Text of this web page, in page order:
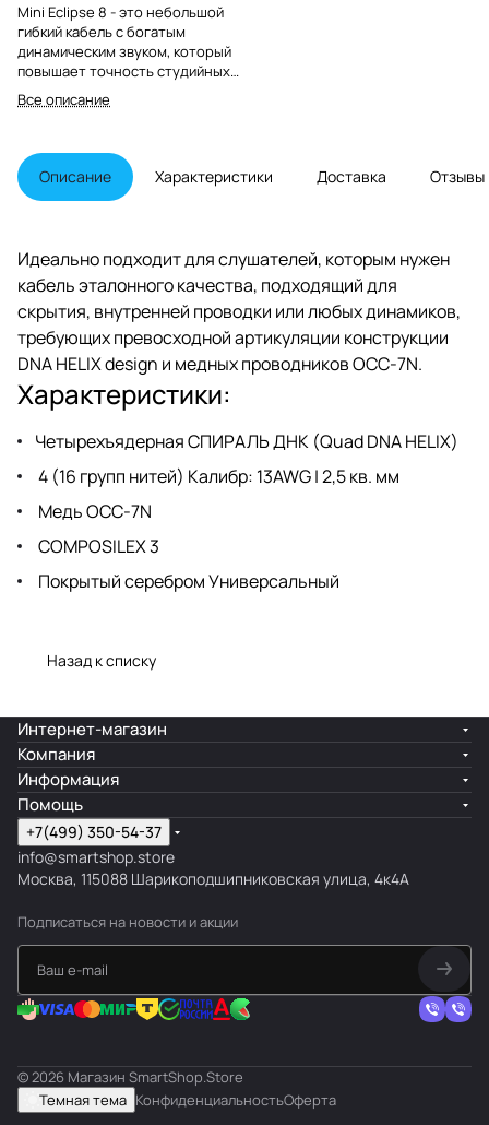
Mini Eclipse 8 - это небольшой
гибкий кабель с богатым
динамическим звуком, который
повышает точность студийных
мониторов, а также
пользовательских установок.
Все описание
Описание Характеристики Доставка Отзывы
Идеально подходит для слушателей, которым нужен
кабель эталонного качества, подходящий для
скрытия, внутренней проводки или любых динамиков,
требующих превосходной артикуляции конструкции
DNA HELIX design и медных проводников OCC-7N.
Характеристики:
Четырехъядерная СПИРАЛЬ ДНК (Quad DNA HELIX)
4 (16 групп нитей) Калибр: 13AWG | 2,5 кв. мм
Медь OCC-7N
COMPOSILEX 3
Покрытый серебром Универсальный
Назад к списку
Интернет-магазин
Компания
Информация
Помощь
+7(499) 350-54-37
info@smartshop.store
Москва, 115088 Шарикоподшипниковская улица, 4к4А
Подписаться на новости и акции
© 2026 Магазин SmartShop.Store
Темная тема КонфиденциальностьОферта